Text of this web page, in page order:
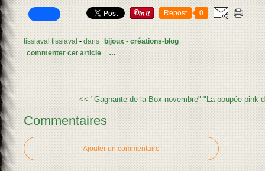
Repost 0
tissiaval tissiaval - dans bijoux - créations-blog
commenter cet article
…
<< "Gagnante de la Box novembre" "La poupée pink
Commentaires
Ajouter un commentaire